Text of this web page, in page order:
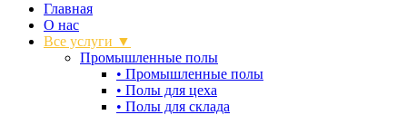
Главная
О нас
Все услуги ▼
Промышленные полы
• Промышленные полы
• Полы для цеха
• Полы для склада